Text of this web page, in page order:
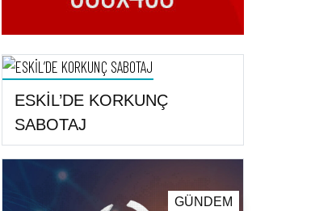
ESKİL’DE KORKUNÇ
SABOTAJ
GÜNDEM